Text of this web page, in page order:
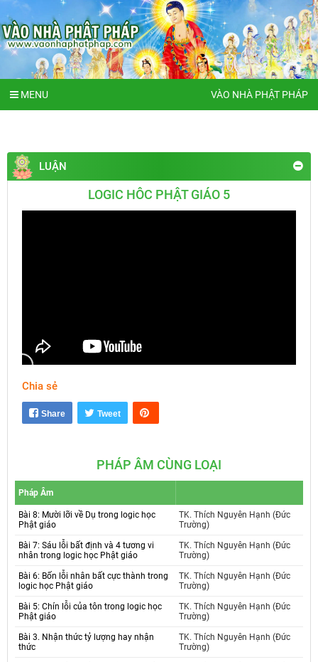
MENU VÀO NHÀ PHẬT PHÁP
LUẬN
LOGIC HÔC PHẬT GIÁO 5
Chia sẻ
Share Tweet
PHÁP ÂM CÙNG LOẠI
Pháp Âm
Bài 8: Mười lỡi về Dụ trong logic học
Phật giáo
TK. Thích Nguyên Hạnh (Đức
Trường)
Bài 7: Sáu lỗi bất định và 4 tương vi
nhân trong logic học Phật giáo
TK. Thích Nguyên Hạnh (Đức
Trường)
Bài 6: Bốn lỗi nhân bất cực thành trong
logic học Phật giáo
TK. Thích Nguyên Hạnh (Đức
Trường)
Bài 5: Chín lỗi của tôn trong logic học
Phật giáo
TK. Thích Nguyên Hạnh (Đức
Trường)
Bài 3. Nhận thức tỷ lượng hay nhận
thức
TK. Thích Nguyên Hạnh (Đức
Trường)